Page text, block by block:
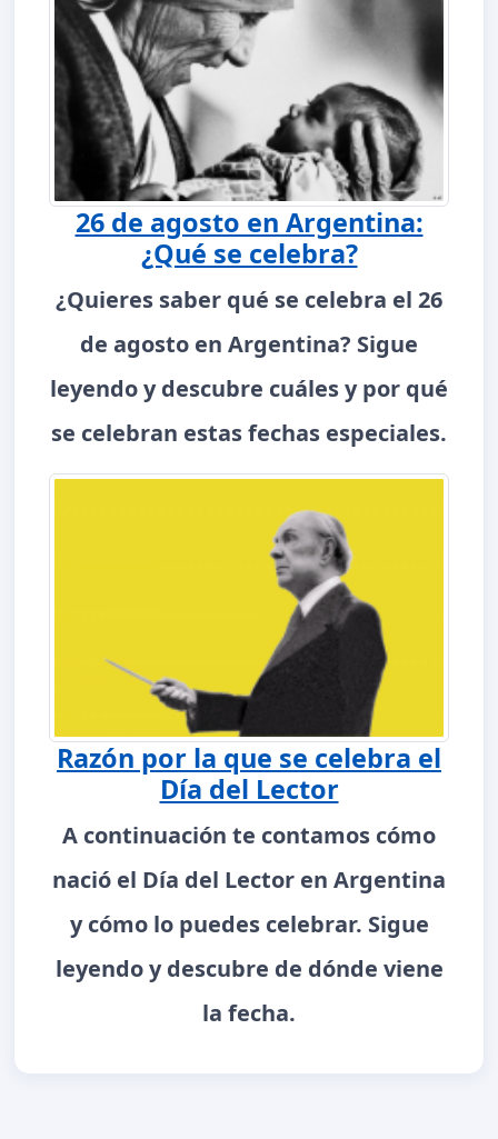
26 de agosto en Argentina:
¿Qué se celebra?
¿Quieres saber qué se celebra el 26
de agosto en Argentina? Sigue
leyendo y descubre cuáles y por qué
se celebran estas fechas especiales.
Razón por la que se celebra el
Día del Lector
A continuación te contamos cómo
nació el Día del Lector en Argentina
y cómo lo puedes celebrar. Sigue
leyendo y descubre de dónde viene
la fecha.